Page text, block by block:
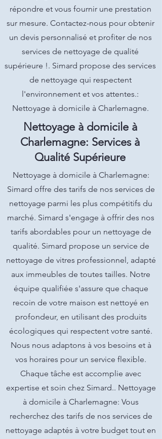
répondre et vous fournir une prestation
sur mesure. Contactez-nous pour obtenir
un devis personnalisé et profiter de nos
services de nettoyage de qualité
supérieure !. Simard propose des services
de nettoyage qui respectent
l'environnement et vos attentes.:
Nettoyage à domicile à Charlemagne.
Nettoyage à domicile à
Charlemagne: Services à
Qualité Supérieure
Nettoyage à domicile à Charlemagne:
Simard offre des tarifs de nos services de
nettoyage parmi les plus compétitifs du
marché. Simard s'engage à offrir des nos
tarifs abordables pour un nettoyage de
qualité. Simard propose un service de
nettoyage de vitres professionnel, adapté
aux immeubles de toutes tailles. Notre
équipe qualifiée s'assure que chaque
recoin de votre maison est nettoyé en
profondeur, en utilisant des produits
écologiques qui respectent votre santé.
Nous nous adaptons à vos besoins et à
vos horaires pour un service flexible.
Chaque tâche est accomplie avec
expertise et soin chez Simard.. Nettoyage
à domicile à Charlemagne: Vous
recherchez des tarifs de nos services de
nettoyage adaptés à votre budget tout en